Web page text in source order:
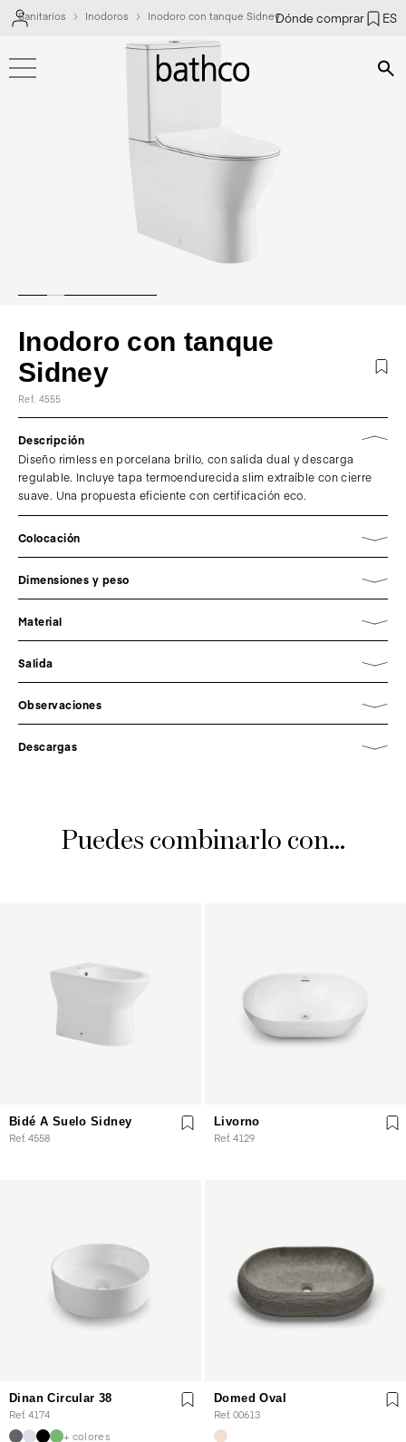
Dónde comprar ES
Sanitarios Inodoros Inodoro con tanque Sidney
Inodoro con tanque
Sidney
Ref. 4555
Descripción
Diseño rimless en porcelana brillo, con salida dual y descarga
regulable. Incluye tapa termoendurecida slim extraíble con cierre
suave. Una propuesta eficiente con certificación eco.
Colocación
Dimensiones y peso
Material
Salida
Observaciones
Descargas
Puedes combinarlo con...
Bidé A Suelo Sidney
Ref. 4558
Livorno
Ref. 4129
Dinan Circular 38
Ref. 4174
+ colores
Domed Oval
Ref. 00613